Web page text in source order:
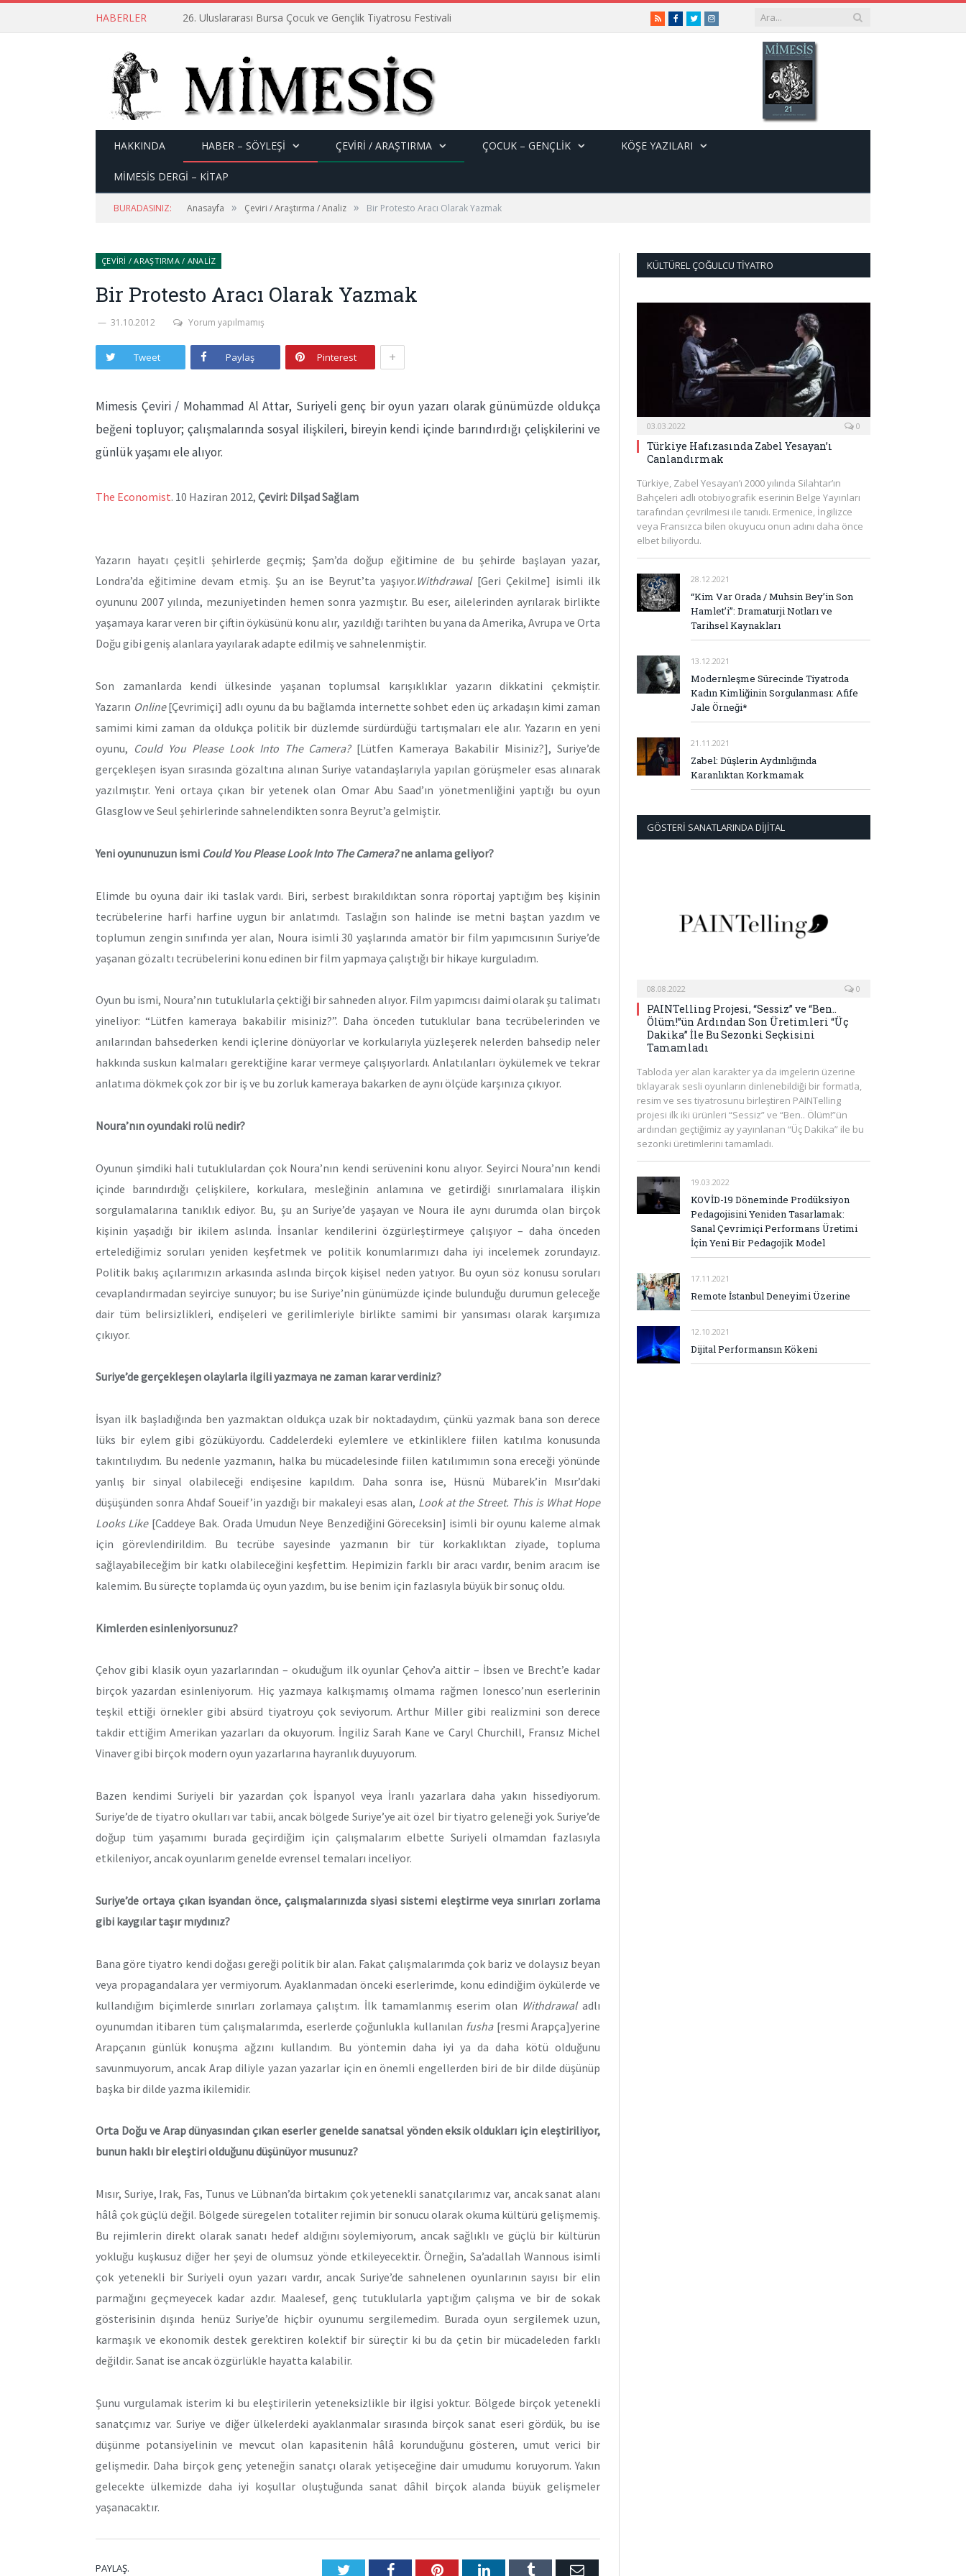
HABERLER 26. Uluslararası Bursa Çocuk ve Gençlik Tiyatrosu Festivali RSSFacebook
TwitterInstagram
HAKKINDA HABER – SÖYLEŞI ÇEVİRİ / ARAŞTIRMA ÇOCUK – GENÇLIK KÖŞE YAZILARI
MİMESİS DERGİ – KİTAP
BURADASINIZ: Anasayfa » Çeviri / Araştırma / Analiz » Bir Protesto Aracı Olarak Yazmak
ÇEVIRI / ARAŞTIRMA / ANALIZ
Bir Protesto Aracı Olarak Yazmak
31.10.2012 Yorum yapılmamış
Tweet Paylaş Pinterest +
Mimesis Çeviri / Mohammad Al Attar, Suriyeli genç bir oyun yazarı olarak günümüzde oldukça
beğeni topluyor; çalışmalarında sosyal ilişkileri, bireyin kendi içinde barındırdığı çelişkilerini ve
günlük yaşamı ele alıyor.
The Economist. 10 Haziran 2012, Çeviri: Dilşad Sağlam
Yazarın hayatı çeşitli şehirlerde geçmiş; Şam’da doğup eğitimine de bu şehirde başlayan yazar,
Londra’da eğitimine devam etmiş. Şu an ise Beyrut’ta yaşıyor.Withdrawal[Geri Çekilme] isimli ilk
oyununu 2007 yılında, mezuniyetinden hemen sonra yazmıştır. Bu eser, ailelerinden ayrılarak birlikte
yaşamaya karar veren bir çiftin öyküsünü konu alır, yazıldığı tarihten bu yana da Amerika, Avrupa ve Orta
Doğu gibi geniş alanlara yayılarak adapte edilmiş ve sahnelenmiştir.
Son zamanlarda kendi ülkesinde yaşanan toplumsal karışıklıklar yazarın dikkatini çekmiştir.
Yazarın Online[Çevrimiçi] adlı oyunu da bu bağlamda internette sohbet eden üç arkadaşın kimi zaman
samimi kimi zaman da oldukça politik bir düzlemde sürdürdüğü tartışmaları ele alır. Yazarın en yeni
oyunu, Could You Please Look Into The Camera?[Lütfen Kameraya Bakabilir Misiniz?], Suriye’de
gerçekleşen isyan sırasında gözaltına alınan Suriye vatandaşlarıyla yapılan görüşmeler esas alınarak
yazılmıştır. Yeni ortaya çıkan bir yetenek olan Omar Abu Saad’ın yönetmenliğini yaptığı bu oyun
Glasglow ve Seul şehirlerinde sahnelendikten sonra Beyrut’a gelmiştir.
Yeni oyununuzun ismi Could You Please Look Into The Camera?ne anlama geliyor?
Elimde bu oyuna dair iki taslak vardı. Biri, serbest bırakıldıktan sonra röportaj yaptığım beş kişinin
tecrübelerine harfi harfine uygun bir anlatımdı. Taslağın son halinde ise metni baştan yazdım ve
toplumun zengin sınıfında yer alan, Noura isimli 30 yaşlarında amatör bir film yapımcısının Suriye’de
yaşanan gözaltı tecrübelerini konu edinen bir film yapmaya çalıştığı bir hikaye kurguladım.
Oyun bu ismi, Noura’nın tutuklularla çektiği bir sahneden alıyor. Film yapımcısı daimi olarak şu talimatı
yineliyor: “Lütfen kameraya bakabilir misiniz?”. Daha önceden tutuklular bana tecrübelerinden ve
anılarından bahsederken kendi içlerine dönüyorlar ve korkularıyla yüzleşerek nelerden bahsedip neler
hakkında suskun kalmaları gerektiğine karar vermeye çalışıyorlardı. Anlatılanları öykülemek ve tekrar
anlatıma dökmek çok zor bir iş ve bu zorluk kameraya bakarken de aynı ölçüde karşınıza çıkıyor.
Noura’nın oyundaki rolü nedir?
Oyunun şimdiki hali tutuklulardan çok Noura’nın kendi serüvenini konu alıyor. Seyirci Noura’nın kendi
içinde barındırdığı çelişkilere, korkulara, mesleğinin anlamına ve getirdiği sınırlamalara ilişkin
sorgulamalarına tanıklık ediyor. Bu, şu an Suriye’de yaşayan ve Noura ile aynı durumda olan birçok
kişinin yaşadığı bir ikilem aslında. İnsanlar kendilerini özgürleştirmeye çalışıyor – daha önceden
ertelediğimiz soruları yeniden keşfetmek ve politik konumlarımızı daha iyi incelemek zorundayız.
Politik bakış açılarımızın arkasında aslında birçok kişisel neden yatıyor. Bu oyun söz konusu soruları
cevaplandırmadan seyirciye sunuyor; bu ise Suriye’nin günümüzde içinde bulunduğu durumun geleceğe
dair tüm belirsizlikleri, endişeleri ve gerilimleriyle birlikte samimi bir yansıması olarak karşımıza
çıkıyor.
Suriye’de gerçekleşen olaylarla ilgili yazmaya ne zaman karar verdiniz?
İsyan ilk başladığında ben yazmaktan oldukça uzak bir noktadaydım, çünkü yazmak bana son derece
lüks bir eylem gibi gözüküyordu. Caddelerdeki eylemlere ve etkinliklere fiilen katılma konusunda
takıntılıydım. Bu nedenle yazmanın, halka bu mücadelesinde fiilen katılımımın sona ereceği yönünde
yanlış bir sinyal olabileceği endişesine kapıldım. Daha sonra ise, Hüsnü Mübarek’in Mısır’daki
düşüşünden sonra Ahdaf Soueif’in yazdığı bir makaleyi esas alan, Look at the Street. This is What Hope
Looks Like [Caddeye Bak. Orada Umudun Neye Benzediğini Göreceksin] isimli bir oyunu kaleme almak
için görevlendirildim. Bu tecrübe sayesinde yazmanın bir tür korkaklıktan ziyade, topluma
sağlayabileceğim bir katkı olabileceğini keşfettim. Hepimizin farklı bir aracı vardır, benim aracım ise
kalemim. Bu süreçte toplamda üç oyun yazdım, bu ise benim için fazlasıyla büyük bir sonuç oldu.
Kimlerden esinleniyorsunuz?
Çehov gibi klasik oyun yazarlarından – okuduğum ilk oyunlar Çehov’a aittir – İbsen ve Brecht’e kadar
birçok yazardan esinleniyorum. Hiç yazmaya kalkışmamış olmama rağmen Ionesco’nun eserlerinin
teşkil ettiği örnekler gibi absürd tiyatroyu çok seviyorum. Arthur Miller gibi realizmini son derece
takdir ettiğim Amerikan yazarları da okuyorum. İngiliz Sarah Kane ve Caryl Churchill, Fransız Michel
Vinaver gibi birçok modern oyun yazarlarına hayranlık duyuyorum.
Bazen kendimi Suriyeli bir yazardan çok İspanyol veya İranlı yazarlara daha yakın hissediyorum.
Suriye’de de tiyatro okulları var tabii, ancak bölgede Suriye’ye ait özel bir tiyatro geleneği yok. Suriye’de
doğup tüm yaşamımı burada geçirdiğim için çalışmalarım elbette Suriyeli olmamdan fazlasıyla
etkileniyor, ancak oyunlarım genelde evrensel temaları inceliyor.
Suriye’de ortaya çıkan isyandan önce, çalışmalarınızda siyasi sistemi eleştirme veya sınırları zorlama
gibi kaygılar taşır mıydınız?
Bana göre tiyatro kendi doğası gereği politik bir alan. Fakat çalışmalarımda çok bariz ve dolaysız beyan
veya propagandalara yer vermiyorum. Ayaklanmadan önceki eserlerimde, konu edindiğim öykülerde ve
kullandığım biçimlerde sınırları zorlamaya çalıştım. İlk tamamlanmış eserim olan Withdrawaladlı
oyunumdan itibaren tüm çalışmalarımda, eserlerde çoğunlukla kullanılan fusha[resmi Arapça]yerine
Arapçanın günlük konuşma ağzını kullandım. Bu yöntemin daha iyi ya da daha kötü olduğunu
savunmuyorum, ancak Arap diliyle yazan yazarlar için en önemli engellerden biri de bir dilde düşünüp
başka bir dilde yazma ikilemidir.
Orta Doğu ve Arap dünyasından çıkan eserler genelde sanatsal yönden eksik oldukları için eleştiriliyor,
bunun haklı bir eleştiri olduğunu düşünüyor musunuz?
Mısır, Suriye, Irak, Fas, Tunus ve Lübnan’da birtakım çok yetenekli sanatçılarımız var, ancak sanat alanı
hâlâ çok güçlü değil. Bölgede süregelen totaliter rejimin bir sonucu olarak okuma kültürü gelişmemiş.
Bu rejimlerin direkt olarak sanatı hedef aldığını söylemiyorum, ancak sağlıklı ve güçlü bir kültürün
yokluğu kuşkusuz diğer her şeyi de olumsuz yönde etkileyecektir. Örneğin, Sa’adallah Wannous isimli
çok yetenekli bir Suriyeli oyun yazarı vardır, ancak Suriye’de sahnelenen oyunlarının sayısı bir elin
parmağını geçmeyecek kadar azdır. Maalesef, genç tutuklularla yaptığım çalışma ve bir de sokak
gösterisinin dışında henüz Suriye’de hiçbir oyunumu sergilemedim. Burada oyun sergilemek uzun,
karmaşık ve ekonomik destek gerektiren kolektif bir süreçtir ki bu da çetin bir mücadeleden farklı
değildir. Sanat ise ancak özgürlükle hayatta kalabilir.
Şunu vurgulamak isterim ki bu eleştirilerin yeteneksizlikle bir ilgisi yoktur. Bölgede birçok yetenekli
sanatçımız var. Suriye ve diğer ülkelerdeki ayaklanmalar sırasında birçok sanat eseri gördük, bu ise
düşünme potansiyelinin ve mevcut olan kapasitenin hâlâ korunduğunu gösteren, umut verici bir
gelişmedir. Daha birçok genç yeteneğin sanatçı olarak yetişeceğine dair umudumu koruyorum. Yakın
gelecekte ülkemizde daha iyi koşullar oluştuğunda sanat dâhil birçok alanda büyük gelişmeler
yaşanacaktır.
PAYLAŞ. TwitterFacebookPinterestLinkedInTumblr E-
KÜLTÜREL ÇOĞULCU TIYATRO
03.03.2022 0
Türkiye Hafızasında Zabel Yesayan’ı
Canlandırmak
Türkiye, Zabel Yesayan’ı 2000 yılında Silahtar’ın
Bahçeleri adlı otobiyografik eserinin Belge Yayınları
tarafından çevrilmesi ile tanıdı. Ermenice, İngilizce
veya Fransızca bilen okuyucu onun adını daha önce
elbet biliyordu.
28.12.2021
“Kim Var Orada / Muhsin Bey’in Son
Hamlet’i”: Dramaturji Notları ve
Tarihsel Kaynakları
13.12.2021
Modernleşme Sürecinde Tiyatroda
Kadın Kimliğinin Sorgulanması: Afife
Jale Örneği*
21.11.2021
Zabel: Düşlerin Aydınlığında
Karanlıktan Korkmamak
GÖSTERI SANATLARINDA DIJITAL
08.08.2022 0
PAINTelling Projesi, “Sessiz” ve “Ben..
Ölüm!”ün Ardından Son Üretimleri “Üç
Dakika” İle Bu Sezonki Seçkisini
Tamamladı
Tabloda yer alan karakter ya da imgelerin üzerine
tıklayarak sesli oyunların dinlenebildiği bir formatla,
resim ve ses tiyatrosunu birleştiren PAINTelling
projesi ilk iki ürünleri “Sessiz” ve “Ben.. Ölüm!”ün
ardından geçtiğimiz ay yayınlanan “Üç Dakika” ile bu
sezonki üretimlerini tamamladı.
19.03.2022
KOVİD-19 Döneminde Prodüksiyon
Pedagojisini Yeniden Tasarlamak:
Sanal Çevrimiçi Performans Üretimi
İçin Yeni Bir Pedagojik Model
17.11.2021
Remote İstanbul Deneyimi Üzerine
12.10.2021
Dijital Performansın Kökeni